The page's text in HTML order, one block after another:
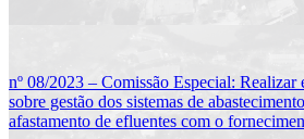
nº 08/2023 – Comissão Especial:
sobre gestão dos sistemas de
afastamento de efluentes com o